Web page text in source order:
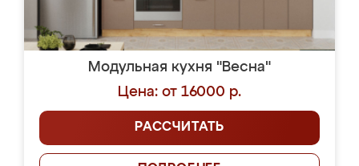
Модульная кухня "Весна"
Цена: от 16000 р.
РАССЧИТАТЬ